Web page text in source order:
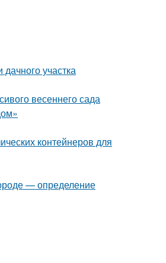
участка
весеннего сада
контейнеров для
— определение